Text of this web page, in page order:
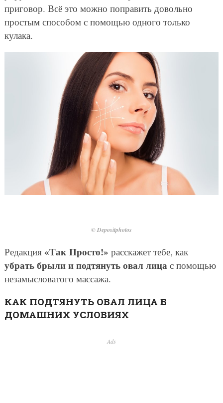
приговор. Всё это можно поправить довольно
простым способом с помощью одного только
кулака.
© Depositphotos
Редакция «Так Просто!» расскажет тебе, как
убрать брыли и подтянуть овал лица с помощью
незамысловатого массажа.
КАК ПОДТЯНУТЬ ОВАЛ ЛИЦА В
ДОМАШНИХ УСЛОВИЯХ
Ads